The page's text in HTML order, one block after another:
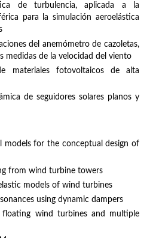
de turbulencia, aplicada a la
para la simulación aeroelástica
del anemómetro de cazoletas,
medidas de la velocidad del viento
materiales fotovoltaicos de alta
de seguidores solares planos y
models for the conceptual design of
from wind turbine towers
models of wind turbines
using dynamic dampers
wind turbines and multiple